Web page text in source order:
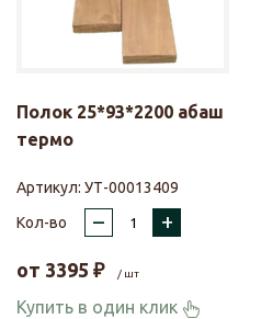
Полок 25*93*2200 абаш
термо
Артикул: УТ-00013409
Кол-во
– +
от 3395 ₽ / шт
Купить в один клик